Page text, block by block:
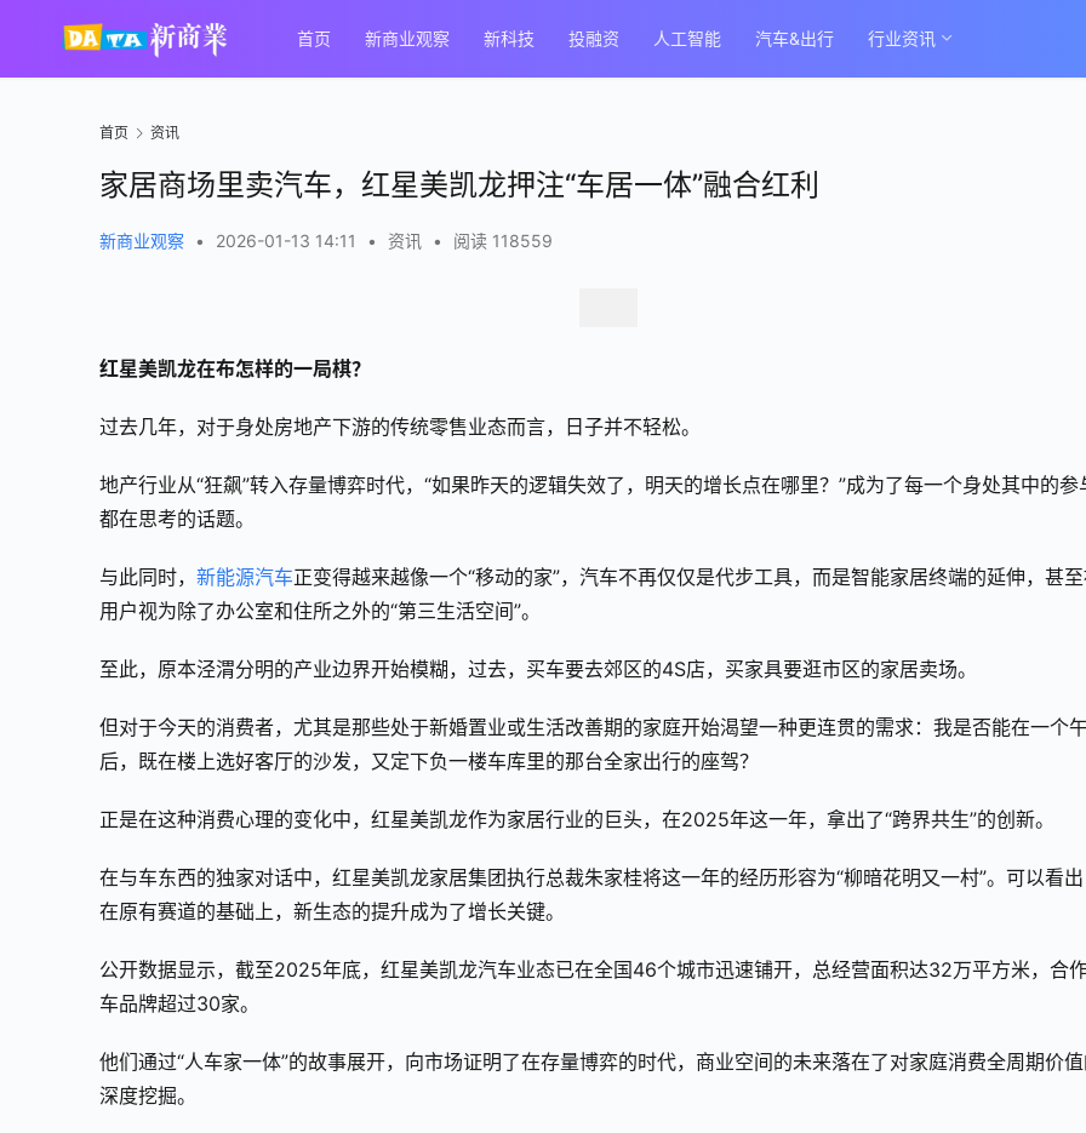
首页 新商业观察 新科技 投融资 人工智能 汽车&出行 行业资讯
首页 资讯
家居商场里卖汽车，红星美凯龙押注“车居一体”融合红利
新商业观察 • 2026-01-13 14:11 • 资讯 • 阅读 118559
红星美凯龙在布怎样的一局棋？
过去几年，对于身处房地产下游的传统零售业态而言，日子并不轻松。
地产行业从“狂飙”转入存量博弈时代，“如果昨天的逻辑失效了，明天的增长点在哪里？”成为了每一个身处其中的参
都在思考的话题。
与此同时， 新能源汽车正变得越来越像一个“移动的家”，汽车不再仅仅是代步工具，而是智能家居终端的延伸，甚
用户视为除了办公室和住所之外的“第三生活空间”。
至此，原本泾渭分明的产业边界开始模糊，过去，买车要去郊区的4S店，买家具要逛市区的家居卖场。
但对于今天的消费者，尤其是那些处于新婚置业或生活改善期的家庭开始渴望一种更连贯的需求：我是否能在一个
后，既在楼上选好客厅的沙发，又定下负一楼车库里的那台全家出行的座驾？
正是在这种消费心理的变化中，红星美凯龙作为家居行业的巨头，在2025年这一年，拿出了“跨界共生”的创新。
在与车东西的独家对话中，红星美凯龙家居集团执行总裁朱家桂将这一年的经历形容为“柳暗花明又一村”。可以看
在原有赛道的基础上，新生态的提升成为了增长关键。
公开数据显示，截至2025年底，红星美凯龙汽车业态已在全国46个城市迅速铺开，总经营面积达32万平方米，合
车品牌超过30家。
他们通过“人车家一体”的故事展开，向市场证明了在存量博弈的时代，商业空间的未来落在了对家庭消费全周期价
深度挖掘。